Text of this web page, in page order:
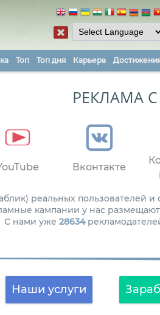
Топ Топ дня Карьера
РЕКЛАМА
Вконтакте
реальных пользователей
кампании у нас
С нами уже 28634
Наши услуги